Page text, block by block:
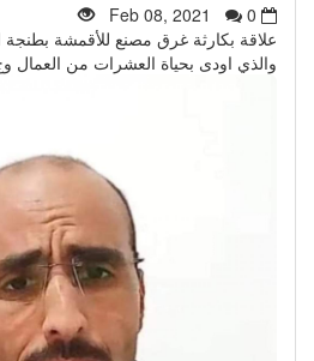
Feb 08, 2021
0
علاقة بكارثة غرق مصنع للأقمشة بطنجة
والذي اودى بحياة العشرات من العمال